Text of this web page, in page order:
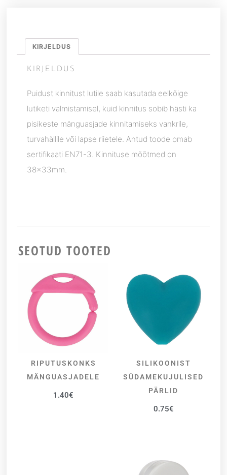
KIRJELDUS
KIRJELDUS
Puidust kinnitust lutile saab kasutada eelkõige
lutiketi valmistamisel, kuid kinnitus sobib hästi ka
pisikeste mänguasjade kinnitamiseks vankrile,
turvahällile või lapse riietele. Antud toode omab
sertifikaati EN71-3. Kinnituse mõõtmed on
38x33mm.
SEOTUD TOOTED
VALI
RIPUTUSKONKS
MÄNGUASJADELE
1.40€
VALI
SILIKOONIST
SÜDAMEKUJULISED
PÄRLID
0.75€